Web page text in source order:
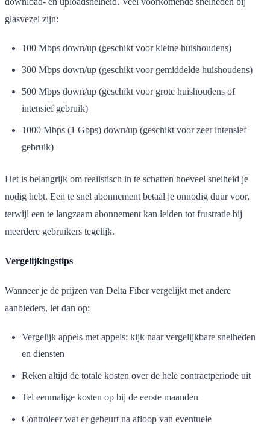
glasvezel zijn:
100 Mbps down/up (geschikt voor kleine huishoudens)
300 Mbps down/up (geschikt voor gemiddelde huishoudens)
500 Mbps down/up (geschikt voor grote huishoudens of
intensief gebruik)
1000 Mbps (1 Gbps) down/up (geschikt voor zeer intensief
gebruik)
Het is belangrijk om realistisch in te schatten hoeveel snelheid je
nodig hebt. Een te snel abonnement betaal je onnodig duur voor,
terwijl een te langzaam abonnement kan leiden tot frustratie bij
meerdere gebruikers tegelijk.
Vergelijkingstips
Wanneer je de prijzen van Delta Fiber vergelijkt met andere
aanbieders, let dan op:
Vergelijk appels met appels: kijk naar vergelijkbare snelheden
en diensten
Reken altijd de totale kosten over de hele contractperiode uit
Tel eenmalige kosten op bij de eerste maanden
Controleer wat er gebeurt na afloop van eventuele